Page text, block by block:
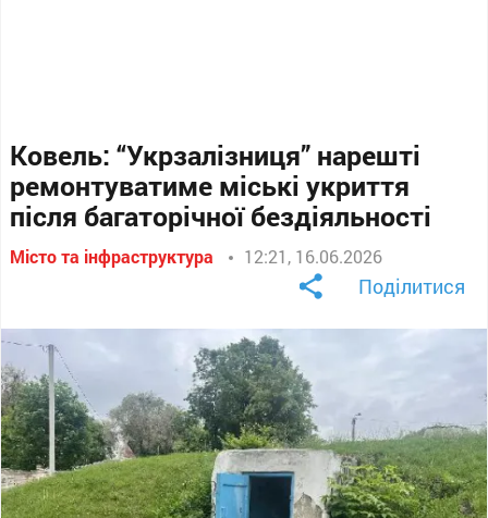
Ковель: “Укрзалізниця” нарешті
ремонтуватиме міські укриття
після багаторічної бездіяльності
Місто та інфраструктура 12:21, 16.06.2026
Поділитися